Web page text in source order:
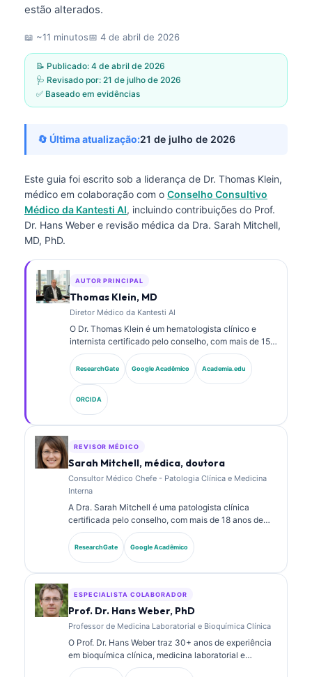
estão alterados.
📖 ~11 minutos📅 4 de abril de 2026
📝 Publicado: 4 de abril de 2026
🩺 Revisado por: 21 de julho de 2026
✅ Baseado em evidências
🔄 Última atualização:21 de julho de 2026
Este guia foi escrito sob a liderança de Dr. Thomas Klein,
médico em colaboração com o Conselho Consultivo
Médico da Kantesti AI, incluindo contribuições do Prof.
Dr. Hans Weber e revisão médica da Dra. Sarah Mitchell,
MD, PhD.
AUTOR PRINCIPAL
Thomas Klein, MD
Diretor Médico da Kantesti AI
O Dr. Thomas Klein é um hematologista clínico e
internista certificado pelo conselho, com mais de 15
anos de experiência em medicina laboratorial e
análise clínica assistida por IA. Como Diretor Médico
na Kantesti AI, ele fornece supervisão clínica da
exatidão médica da rede neural proprietária. O Dr.
Klein publicou extensivamente sobre interpretação
de biomarcadores e diagnósticos laboratoriais em
temas de medicina laboratorial.
ResearchGate Google Acadêmico Academia.edu
ORCIDA
REVISOR MÉDICO
Sarah Mitchell, médica, doutora
Consultor Médico Chefe - Patologia Clínica e Medicina
Interna
A Dra. Sarah Mitchell é uma patologista clínica
certificada pelo conselho, com mais de 18 anos de
experiência em medicina laboratorial e análise
diagnóstica. Ela possui certificações de
especialidade em química clínica e publicou
ResearchGate Google Acadêmico
ESPECIALISTA COLABORADOR
Prof. Dr. Hans Weber, PhD
Professor de Medicina Laboratorial e Bioquímica Clínica
O Prof. Dr. Hans Weber traz 30+ anos de experiência
em bioquímica clínica, medicina laboratorial e
pesquisa de biomarcadores. Ex-Presidente da